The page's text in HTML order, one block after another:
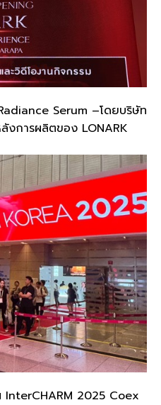
Serum –โดยบริษัท
งการผลิตของ LONARK
InterCHARM 2025 Coex